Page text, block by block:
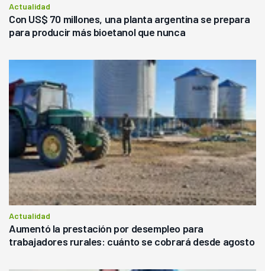
Actualidad
Con US$ 70 millones, una planta argentina se prepara
para producir más bioetanol que nunca
Actualidad
Aumentó la prestación por desempleo para
trabajadores rurales: cuánto se cobrará desde agosto